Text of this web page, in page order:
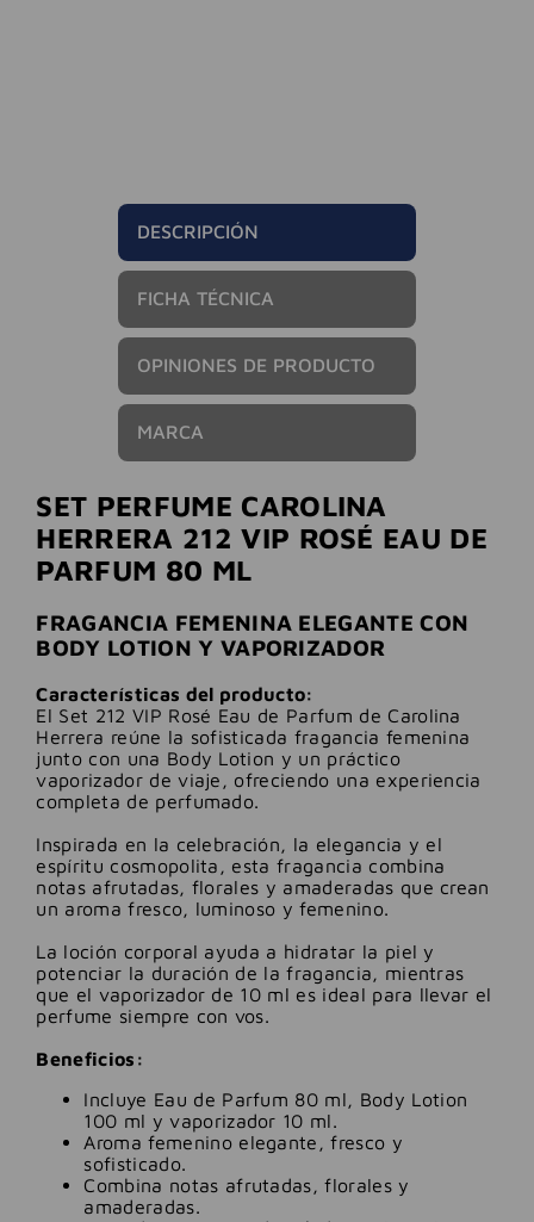
DESCRIPCIÓN
FICHA TÉCNICA
OPINIONES DE PRODUCTO
MARCA
SET PERFUME CAROLINA
HERRERA 212 VIP ROSÉ EAU DE
PARFUM 80 ML
FRAGANCIA FEMENINA ELEGANTE CON
BODY LOTION Y VAPORIZADOR
Características del producto:
El Set 212 VIP Rosé Eau de Parfum de Carolina
Herrera reúne la sofisticada fragancia femenina
junto con una Body Lotion y un práctico
vaporizador de viaje, ofreciendo una experiencia
completa de perfumado.
Inspirada en la celebración, la elegancia y el
espíritu cosmopolita, esta fragancia combina
notas afrutadas, florales y amaderadas que crean
un aroma fresco, luminoso y femenino.
La loción corporal ayuda a hidratar la piel y
potenciar la duración de la fragancia, mientras
que el vaporizador de 10 ml es ideal para llevar el
perfume siempre con vos.
Beneficios:
Incluye Eau de Parfum 80 ml, Body Lotion
100 ml y vaporizador 10 ml.
Aroma femenino elegante, fresco y
sofisticado.
Combina notas afrutadas, florales y
amaderadas.